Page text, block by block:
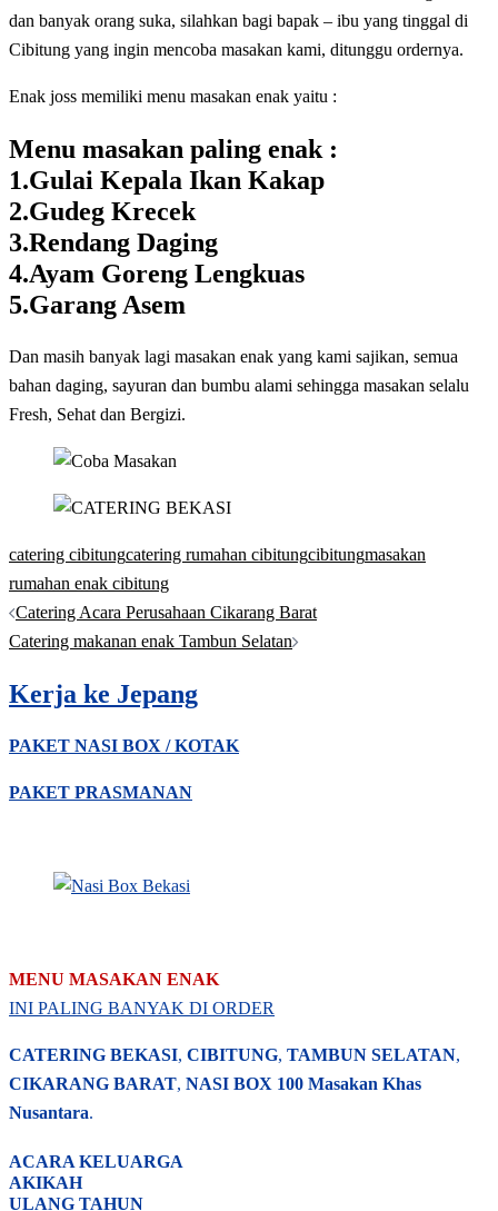
dan banyak orang suka, silahkan bagi bapak – ibu yang tinggal di
Cibitung yang ingin mencoba masakan kami, ditunggu ordernya.
Enak joss memiliki menu masakan enak yaitu :
Menu masakan paling enak :
1.Gulai Kepala Ikan Kakap
2.Gudeg Krecek
3.Rendang Daging
4.Ayam Goreng Lengkuas
5.Garang Asem
Dan masih banyak lagi masakan enak yang kami sajikan, semua
bahan daging, sayuran dan bumbu alami sehingga masakan selalu
Fresh, Sehat dan Bergizi.
catering cibitungcatering rumahan cibitungcibitungmasakan
rumahan enak cibitung
Post
navigation
Catering Acara Perusahaan Cikarang Barat
Catering makanan enak Tambun Selatan
Kerja ke Jepang
PAKET NASI BOX / KOTAK
PAKET PRASMANAN
MENU MASAKAN ENAK
INI PALING BANYAK DI ORDER
CATERING BEKASI, CIBITUNG, TAMBUN SELATAN,
CIKARANG BARAT, NASI BOX 100 Masakan Khas
Nusantara.
ACARA KELUARGA
AKIKAH
ULANG TAHUN